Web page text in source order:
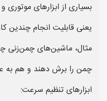
بسیاری از ابزارهای موتوری
یعنی قابلیت انجام چندین
مثال، ماشین‌های چمن‌زنی
چمن را برش دهند و هم به
ابزارهای تنظیم سرعت: